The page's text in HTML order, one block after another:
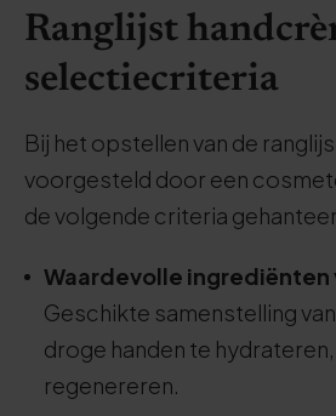
Ranglijst
selectiecriteria
Bij het opstellen van de
voorgesteld door een
de volgende criteria
Waardevolle ingrediënten
Geschikte samenstelling
droge handen te
regenereren.